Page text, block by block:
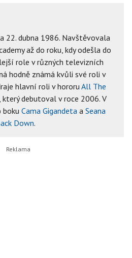
22. dubna 1986. Navštěvovala
až do roku, kdy odešla do
role v různých televizních
hodně známá kvůli své roli v
hlavní roli v hororuAll The
, který debutoval v roce 2006. V
boku Cama Gigandeta a Seana
Down.